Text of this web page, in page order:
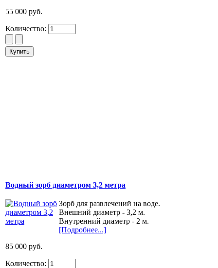
55 000 руб.
Количество:
Водный зорб диаметром 3,2 метра
Зорб для развлечений на воде.
Внешний диаметр - 3,2 м.
Внутренний диаметр - 2 м.
[Подробнее...]
85 000 руб.
Количество: